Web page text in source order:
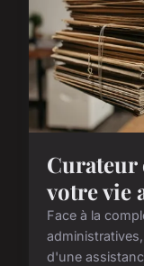
Curateur
votre vie
Face à la
d'une